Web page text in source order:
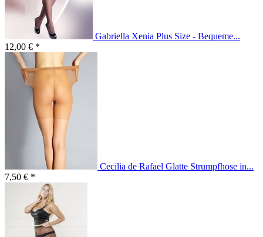
Gabriella Xenia Plus Size - Bequeme...
12,00 € *
Cecilia de Rafael Glatte Strumpfhose in...
7,50 € *